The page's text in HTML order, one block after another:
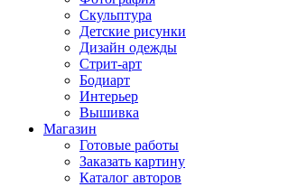
Скульптура
Детские рисунки
Дизайн одежды
Стрит-арт
Бодиарт
Интерьер
Вышивка
Магазин
Готовые работы
Заказать картину
Каталог авторов